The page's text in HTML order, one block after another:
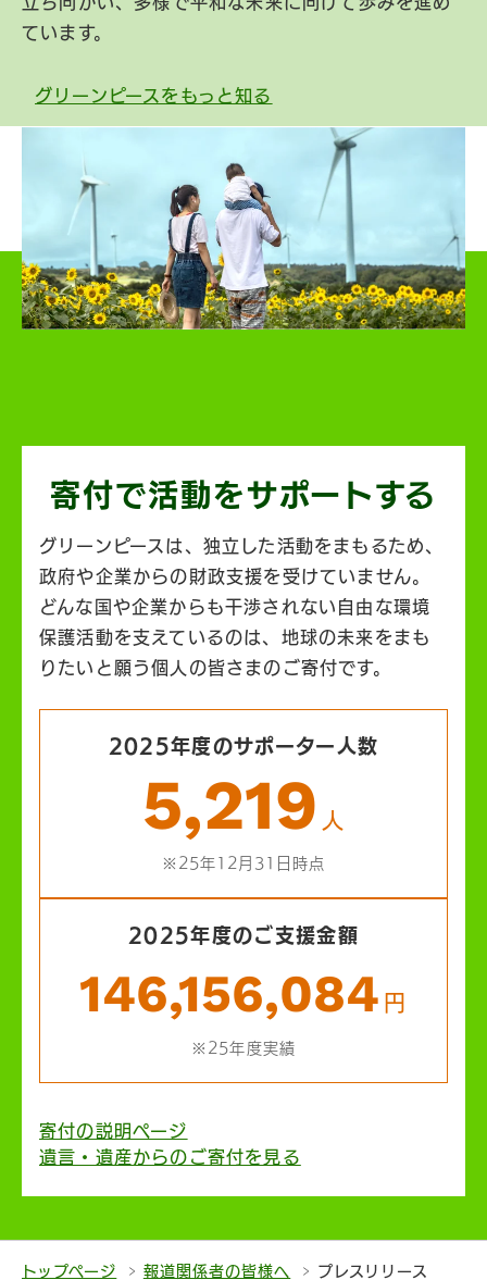
ています。
グリーンピースをもっと知る
寄付で活動をサポートする
グリーンピースは、独立した活動をまもるため、
政府や企業からの財政支援を受けていません。
どんな国や企業からも干渉されない自由な環境
保護活動を支えているのは、地球の未来をまも
りたいと願う個人の皆さまのご寄付です。
2025年度のサポーター人数
5,219 人
※25年12月31日時点
2025年度のご支援金額
146,156,084 円
※25年度実績
寄付の説明ページ
遺言・遺産からのご寄付を見る
トップページ 報道関係者の皆様へ プレスリリース